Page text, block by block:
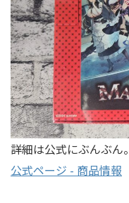
詳細は公式にぶんぶん。
公式ページ - 商品情報